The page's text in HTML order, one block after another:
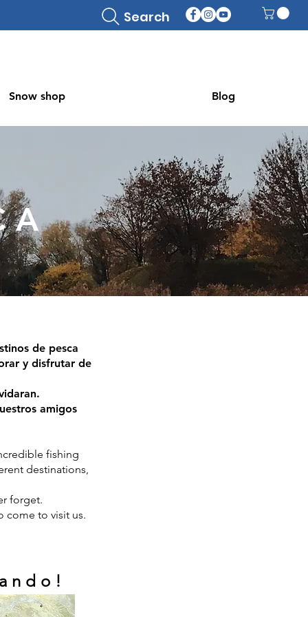
Search
Snow shop Blog
de pesca
y disfrutar de
amigos
fishing
destinations,
forget.
come to visit us.